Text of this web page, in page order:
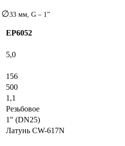
∅33 мм, G – 1”
EP6052
5,0
156
500
1,1
Резьбовое
1" (DN25)
Латунь CW-617N